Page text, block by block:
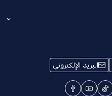
من نحن
ترخيص تخفيضات
البريد الإلكتروني